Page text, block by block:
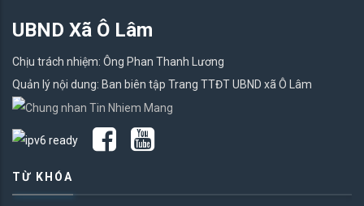
UBND Xã Ô Lâm
Chịu trách nhiệm: Ông Phan Thanh Lương
Quản lý nội dung: Ban biên tập Trang TTĐT UBND xã Ô Lâm
TỪ KHÓA